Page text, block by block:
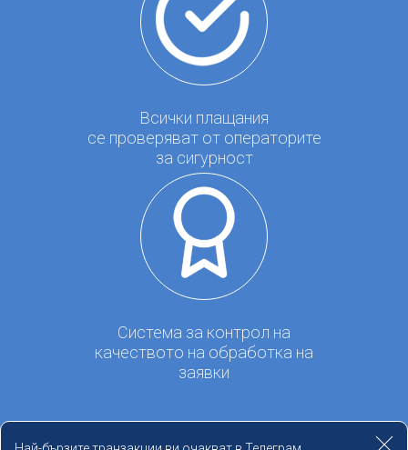
Всички плащания
се проверяват от операторите
за сигурност
Система за контрол на
качеството на обработка на
заявки